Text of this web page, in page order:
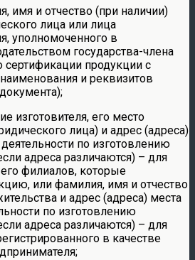
имя и отчество (при наличии)
лица или лица
уполномоченного в
государства-члена
сертификации продукции с
и реквизитов
изготовителя, его место
лица) и адрес (адреса)
по изготовлению
адреса различаются) – для
филиалов, которые
или фамилия, имя и отчество
и адрес (адреса) места
по изготовлению
адреса различаются) – для
в качестве